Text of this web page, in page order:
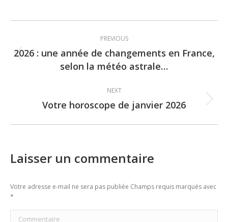
navigation
PREVIOUS
Previous
post:
2026 : une année de changements en France,
selon la météo astrale…
NEXT
Next
Votre horoscope de janvier 2026
Laisser un commentaire
Votre adresse e-mail ne sera pas publiée Champs requis marqués avec
*
Commentaire